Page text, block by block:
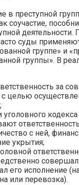
в преступной
соучастие,
деятельности.
суды
группе» и
группы». В
за
с целью
уголовного кодекса
с ней,
укрытия;
его исполнение
или перевозка).